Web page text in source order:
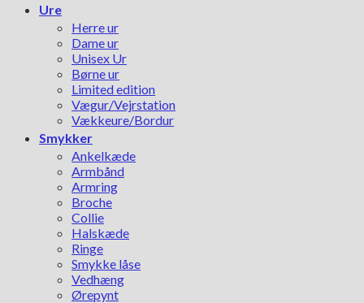
Ure
Herre ur
Dame ur
Unisex Ur
Børne ur
Limited edition
Vægur/Vejrstation
Vækkeure/Bordur
Smykker
Ankelkæde
Armbånd
Armring
Broche
Collie
Halskæde
Ringe
Smykke låse
Vedhæng
Ørepynt